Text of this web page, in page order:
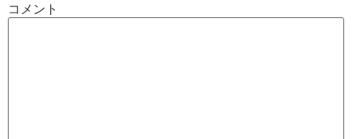
コメント